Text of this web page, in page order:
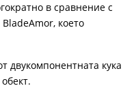
в сравнение с
което
двукомпонентната кука